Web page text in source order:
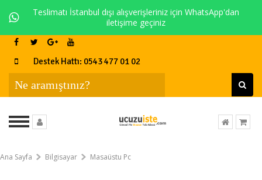
Teslimatı İstanbul dışı alışverişleriniz için WhatsApp'dan
iletişime geçiniz
Destek Hattı: 0543 477 01 02
Ana Sayfa Bilgisayar Masaüstu Pc